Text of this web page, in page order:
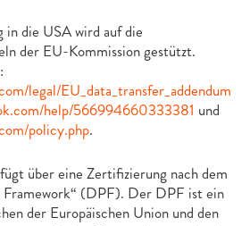
die USA wird auf die
der EU-Kommission gestützt.
legal/EU_data_transfer_addendum
help/566994660333381 und
policy.php.
über eine Zertifizierung nach dem
(DPF). Der DPF ist ein
der Europäischen Union und den